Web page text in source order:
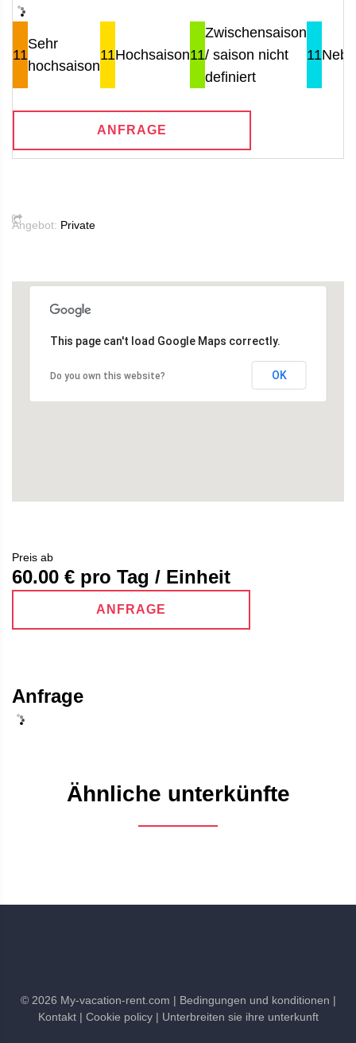
11
Sehr
hochsaison
11Hochsaison11
Zwischensaison
/ saison nicht
definiert
11
ANFRAGE
Angebot: Private
This page can't load Google Maps correctly.
Do you own this website? OK
Preis ab
60.00 € pro Tag / Einheit
ANFRAGE
Anfrage
Ähnliche unterkünfte
© 2026 My-vacation-rent.com | Bedingungen und konditionen |
Kontakt | Cookie policy | Unterbreiten sie ihre unterkunft